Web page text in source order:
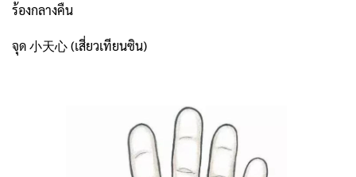
ร้องกลางคืน
จุด 小天心 (เสี่ยวเทียนซิน)